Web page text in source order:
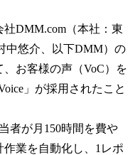
DMM.com（本社：東
中悠介、以下DMM）の
お客様の声（VoC）を
」が採用されたこと
者が月150時間を費や
業を自動化し、1レポ